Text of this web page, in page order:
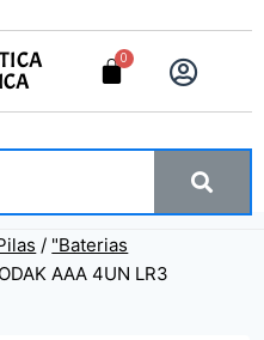
/ "Baterias
AAA 4UN LR3